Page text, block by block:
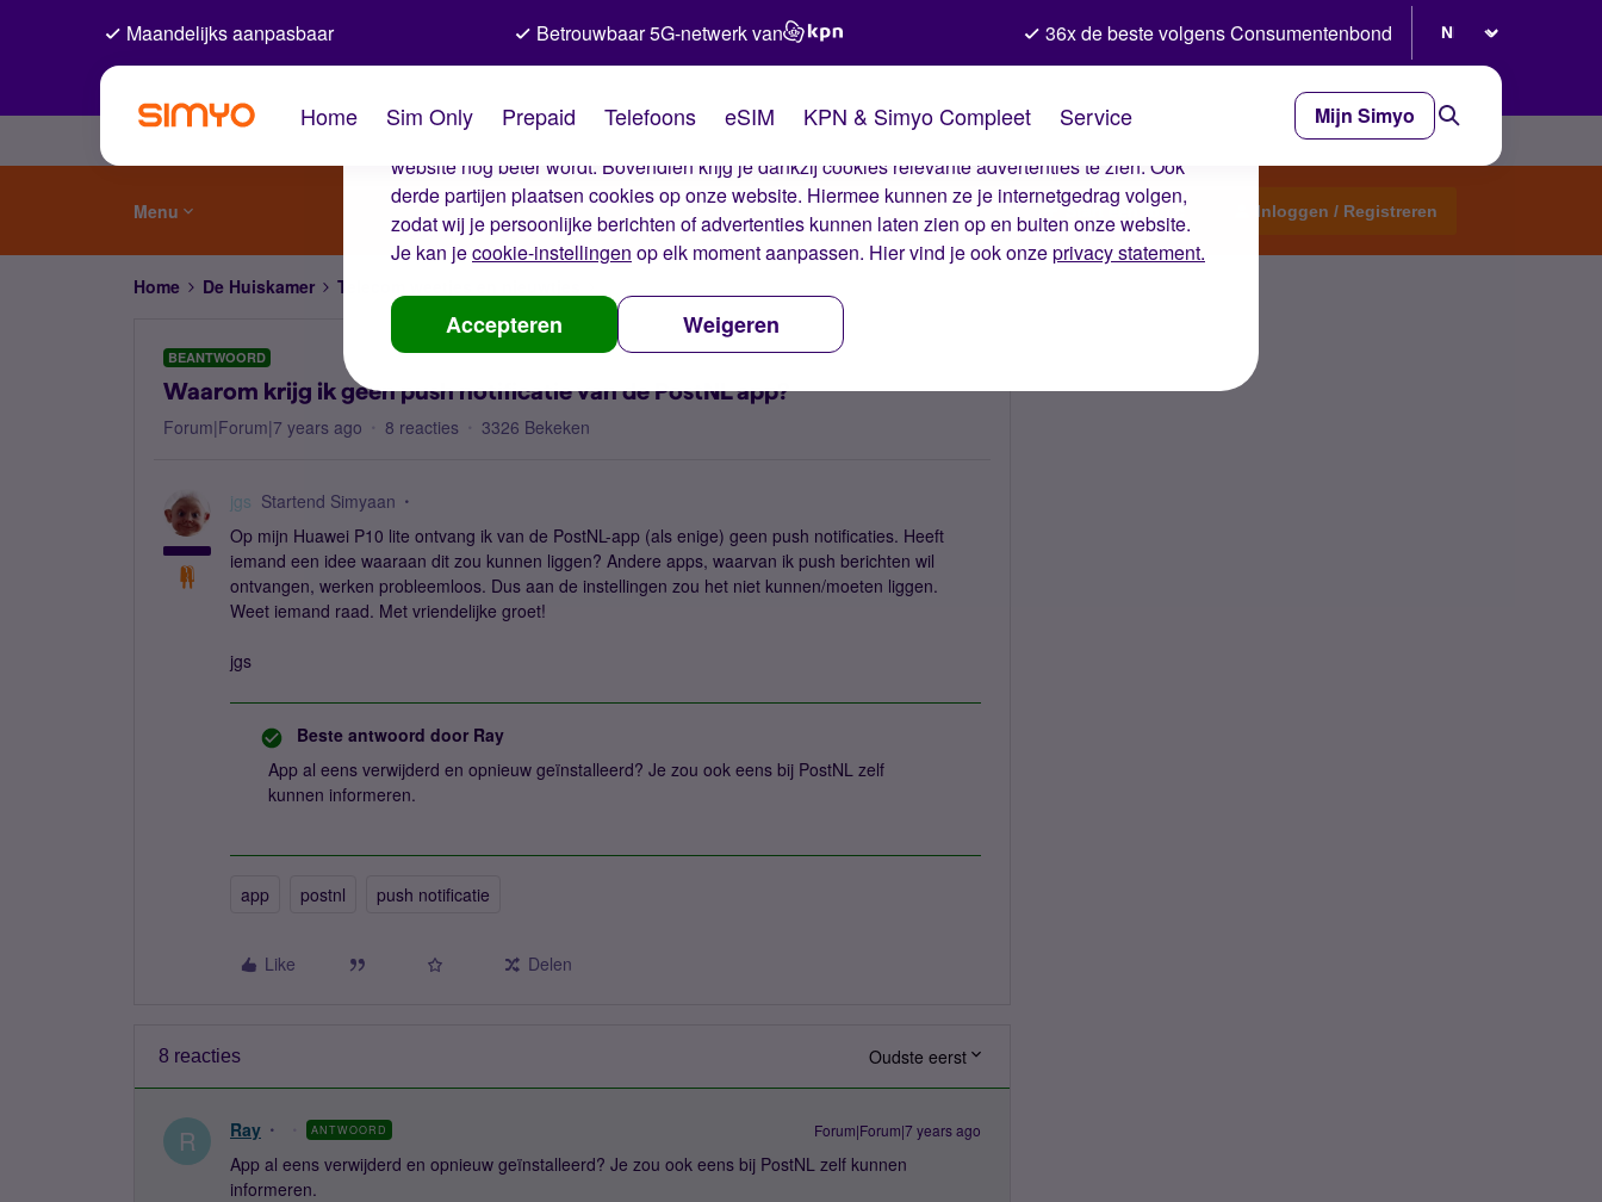
De cookies van Simyo
Wij gebruiken cookies op onze website. Met deze cookies zorgen wij ervoor dat je ervaring op de
website nog beter wordt. Bovendien krijg je dankzij cookies relevante advertenties te zien. Ook
derde partijen plaatsen cookies op onze website. Hiermee kunnen ze je internetgedrag volgen,
zodat wij je persoonlijke berichten of advertenties kunnen laten zien op en buiten onze website.
Je kan jecookie-instellingen op elk moment aanpassen. Hier vind je ook onzeprivacy statement.
Accepteren Weigeren
Maandelijks aanpasbaar Betrouwbaar 5G-netwerk van 36x de beste volgens Consumentenbond
Home Sim Only Prepaid Telefoons eSIM KPN & Simyo Compleet Service Mijn Simyo
Menu Start een topic Inloggen / Registreren
Home De Huiskamer Telecom weetjes en nieuwtjes
BEANTWOORD
Waarom krijg ik geen push notificatie van de PostNL app?
Forum|Forum|7 years ago 8 reacties 3326 Bekeken
jgs Startend Simyaan
Op mijn Huawei P10 lite ontvang ik van de PostNL-app (als enige) geen push notificaties. Heeft
iemand een idee waaraan dit zou kunnen liggen? Andere apps, waarvan ik push berichten wil
ontvangen, werken probleemloos. Dus aan de instellingen zou het niet kunnen/moeten liggen.
Weet iemand raad. Met vriendelijke groet!
jgs
Beste antwoord door Ray
App al eens verwijderd en opnieuw geïnstalleerd? Je zou ook eens bij PostNL zelf
kunnen informeren.
app postnl push notificatie
Like Delen
8 reacties Oudste eerst
R Ray ANTWOORD Forum|Forum|7 years ago
App al eens verwijderd en opnieuw geïnstalleerd? Je zou ook eens bij PostNL zelf kunnen
informeren.